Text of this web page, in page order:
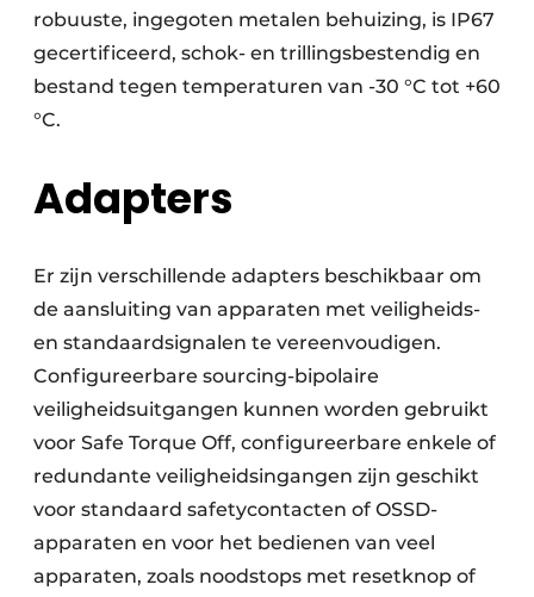
robuuste, ingegoten metalen behuizing, is IP67
gecertificeerd, schok- en trillingsbestendig en
bestand tegen temperaturen van -30 °C tot +60
°C.
Adapters
Er zijn verschillende adapters beschikbaar om
de aansluiting van apparaten met veiligheids-
en standaardsignalen te vereenvoudigen.
Configureerbare sourcing-bipolaire
veiligheidsuitgangen kunnen worden gebruikt
voor Safe Torque Off, configureerbare enkele of
redundante veiligheidsingangen zijn geschikt
voor standaard safetycontacten of OSSD-
apparaten en voor het bedienen van veel
apparaten, zoals noodstops met resetknop of